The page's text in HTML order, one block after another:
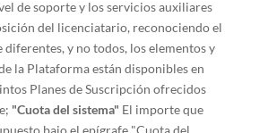
de soporte y los servicios auxiliares
del licenciatario, reconociendo el
y no todos, los elementos y
la Plataforma están disponibles en
Planes de Suscripción ofrecidos
"Cuota del sistema" El importe que
bajo el epígrafe "Cuota del